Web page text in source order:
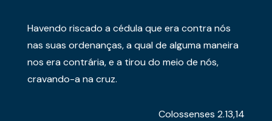
Havendo riscado a cédula que era contra nós
nas suas ordenanças, a qual de alguma maneira
nos era contrária, e a tirou do meio de nós,
cravando-a na cruz.
Colossenses 2.13,14